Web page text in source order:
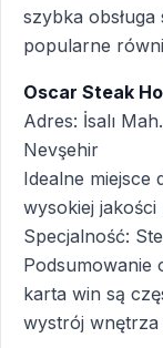
szybka
popularne
Oscar Steak
Adres: İsalı
Nevşehir
Idealne miejsce
wysokiej jakości
Specjalność:
Podsumowanie
karta win są
wystrój wnętrza